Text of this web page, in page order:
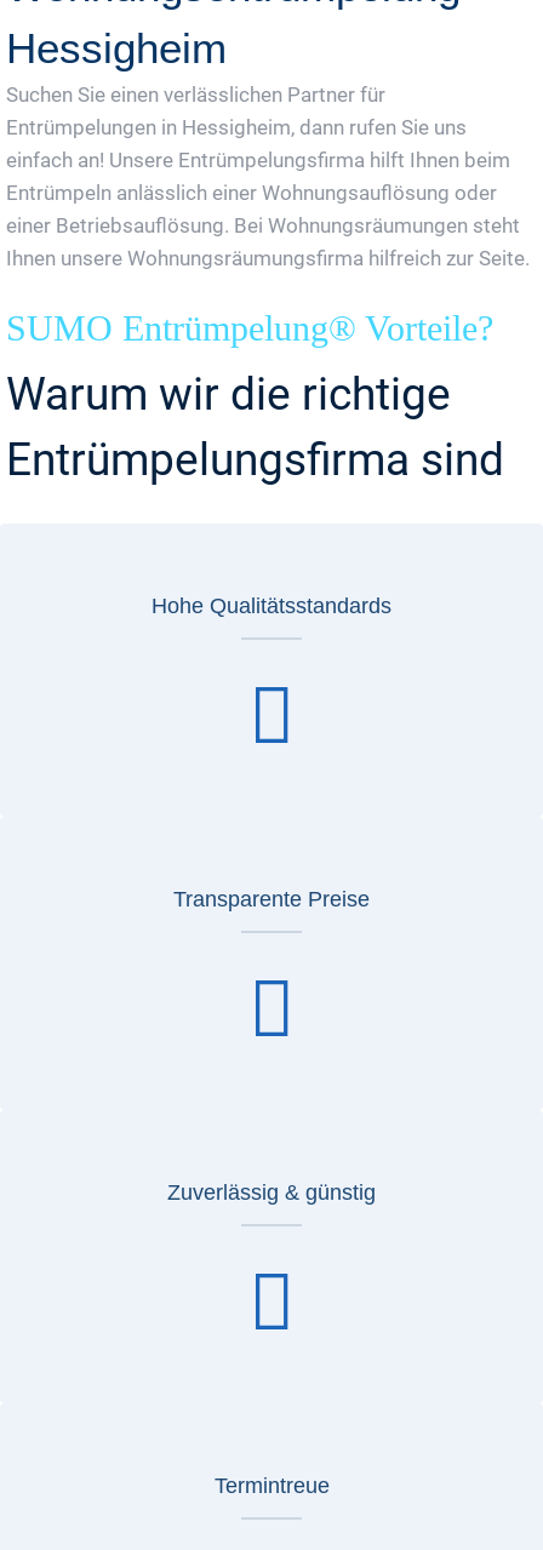
Hessigheim
Suchen Sie einen verlässlichen Partner für
Entrümpelungen in Hessigheim, dann rufen Sie uns
einfach an! Unsere Entrümpelungsfirma hilft Ihnen beim
Entrümpeln anlässlich einer Wohnungsauflösung oder
einer Betriebsauflösung. Bei Wohnungsräumungen steht
Ihnen unsere Wohnungsräumungsfirma hilfreich zur Seite.
SUMO Entrümpelung® Vorteile?
Warum wir die richtige
Entrümpelungsfirma sind
Hohe Qualitätsstandards
Transparente Preise
Zuverlässig & günstig
Termintreue